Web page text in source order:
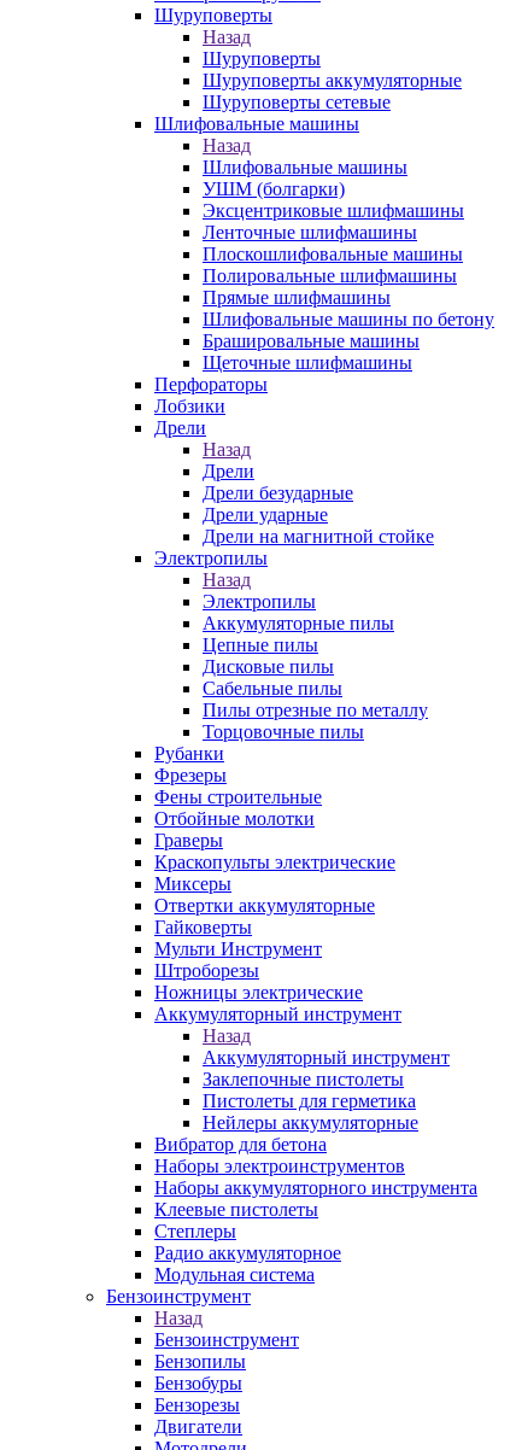
Шуруповерты
Назад
Шуруповерты
Шуруповерты аккумуляторные
Шуруповерты сетевые
Шлифовальные машины
Назад
Шлифовальные машины
УШМ (болгарки)
Эксцентриковые шлифмашины
Ленточные шлифмашины
Плоскошлифовальные машины
Полировальные шлифмашины
Прямые шлифмашины
Шлифовальные машины по бетону
Брашировальные машины
Щеточные шлифмашины
Перфораторы
Лобзики
Дрели
Назад
Дрели
Дрели безударные
Дрели ударные
Дрели на магнитной стойке
Электропилы
Назад
Электропилы
Аккумуляторные пилы
Цепные пилы
Дисковые пилы
Сабельные пилы
Пилы отрезные по металлу
Торцовочные пилы
Рубанки
Фрезеры
Фены строительные
Отбойные молотки
Граверы
Краскопульты электрические
Миксеры
Отвертки аккумуляторные
Гайковерты
Мульти Инструмент
Штроборезы
Ножницы электрические
Аккумуляторный инструмент
Назад
Аккумуляторный инструмент
Заклепочные пистолеты
Пистолеты для герметика
Нейлеры аккумуляторные
Вибратор для бетона
Наборы электроинструментов
Наборы аккумуляторного инструмента
Клеевые пистолеты
Степлеры
Радио аккумуляторное
Модульная система
Бензоинструмент
Назад
Бензоинструмент
Бензопилы
Бензобуры
Бензорезы
Двигатели